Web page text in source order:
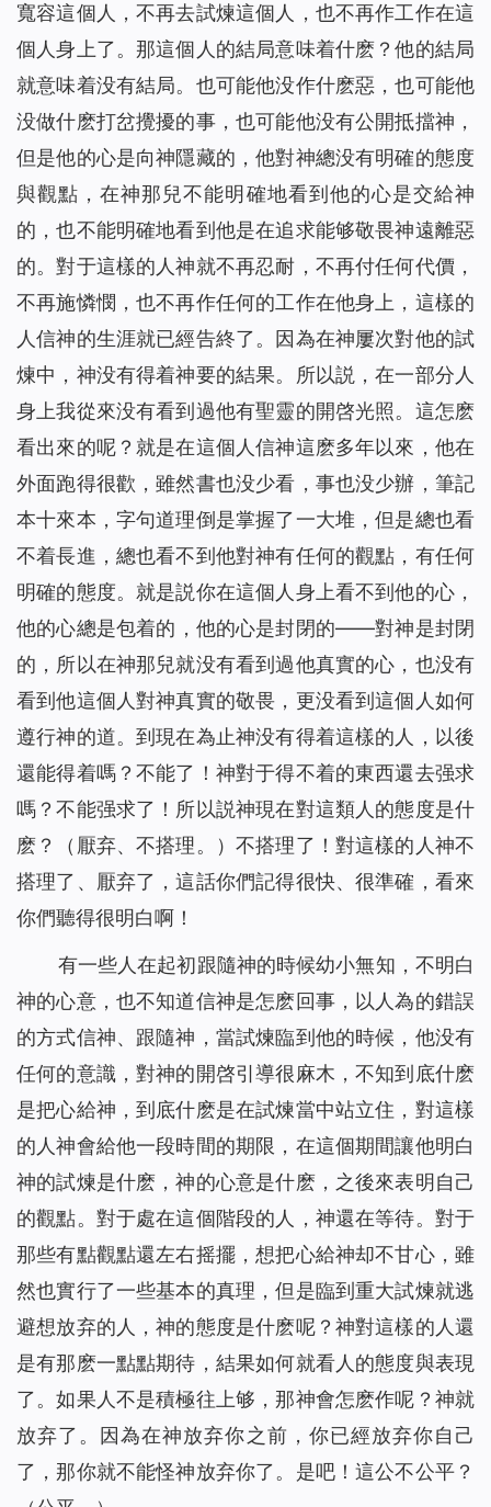
寬容這個人，不再去試煉這個人，也不再作工作在這
個人身上了。那這個人的結局意味着什麽？他的結局
就意味着没有結局。也可能他没作什麽惡，也可能他
没做什麽打岔攪擾的事，也可能他没有公開抵擋神，
但是他的心是向神隱藏的，他對神總没有明確的態度
與觀點，在神那兒不能明確地看到他的心是交給神
的，也不能明確地看到他是在追求能够敬畏神遠離惡
的。對于這樣的人神就不再忍耐，不再付任何代價，
不再施憐憫，也不再作任何的工作在他身上，這樣的
人信神的生涯就已經告終了。因為在神屢次對他的試
煉中，神没有得着神要的結果。所以説，在一部分人
身上我從來没有看到過他有聖靈的開啓光照。這怎麽
看出來的呢？就是在這個人信神這麽多年以來，他在
外面跑得很歡，雖然書也没少看，事也没少辦，筆記
本十來本，字句道理倒是掌握了一大堆，但是總也看
不着長進，總也看不到他對神有任何的觀點，有任何
明確的態度。就是説你在這個人身上看不到他的心，
他的心總是包着的，他的心是封閉的——對神是封閉
的，所以在神那兒就没有看到過他真實的心，也没有
看到他這個人對神真實的敬畏，更没看到這個人如何
遵行神的道。到現在為止神没有得着這樣的人，以後
還能得着嗎？不能了！神對于得不着的東西還去强求
嗎？不能强求了！所以説神現在對這類人的態度是什
麽？（厭弃、不搭理。）不搭理了！對這樣的人神不
搭理了、厭弃了，這話你們記得很快、很準確，看來
你們聽得很明白啊！
有一些人在起初跟隨神的時候幼小無知，不明白
神的心意，也不知道信神是怎麽回事，以人為的錯誤
的方式信神、跟隨神，當試煉臨到他的時候，他没有
任何的意識，對神的開啓引導很麻木，不知到底什麽
是把心給神，到底什麽是在試煉當中站立住，對這樣
的人神會給他一段時間的期限，在這個期間讓他明白
神的試煉是什麽，神的心意是什麽，之後來表明自己
的觀點。對于處在這個階段的人，神還在等待。對于
那些有點觀點還左右摇擺，想把心給神却不甘心，雖
然也實行了一些基本的真理，但是臨到重大試煉就逃
避想放弃的人，神的態度是什麽呢？神對這樣的人還
是有那麽一點點期待，結果如何就看人的態度與表現
了。如果人不是積極往上够，那神會怎麽作呢？神就
放弃了。因為在神放弃你之前，你已經放弃你自己
了，那你就不能怪神放弃你了。是吧！這公不公平？